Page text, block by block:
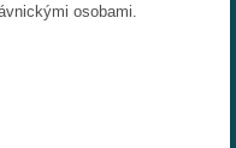
osobami.